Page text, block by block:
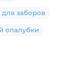
для заборов
опалубки